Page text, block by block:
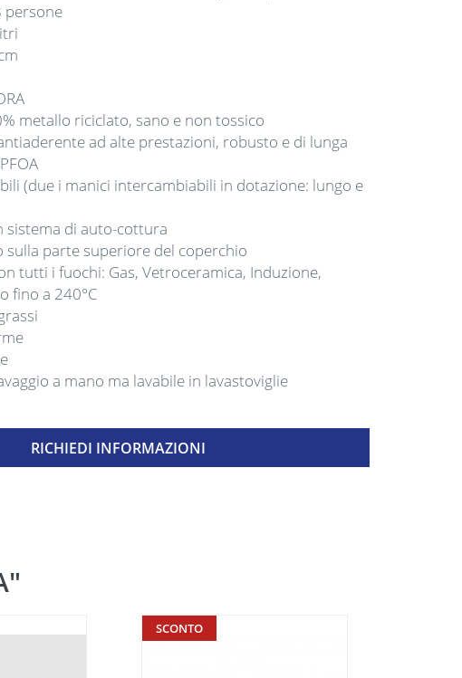
persone
metallo riciclato, sano e non tossico
ad alte prestazioni, robusto e di lunga
(due i manici intercambiabili in dotazione: lungo e
sistema di auto-cottura
sulla parte superiore del coperchio
tutti i fuochi: Gas, Vetroceramica, Induzione,
fino a 240°C
a mano ma lavabile in lavastoviglie
RICHIEDI INFORMAZIONI